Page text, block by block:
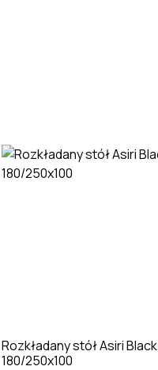
Rozkładany stół Asiri Black
180/250x100